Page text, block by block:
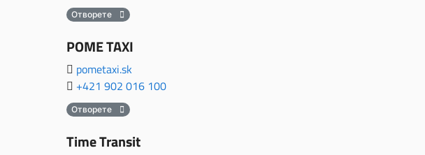
Отворете
POME TAXI
pometaxi.sk
+421 902 016 100
Отворете
Time Transit